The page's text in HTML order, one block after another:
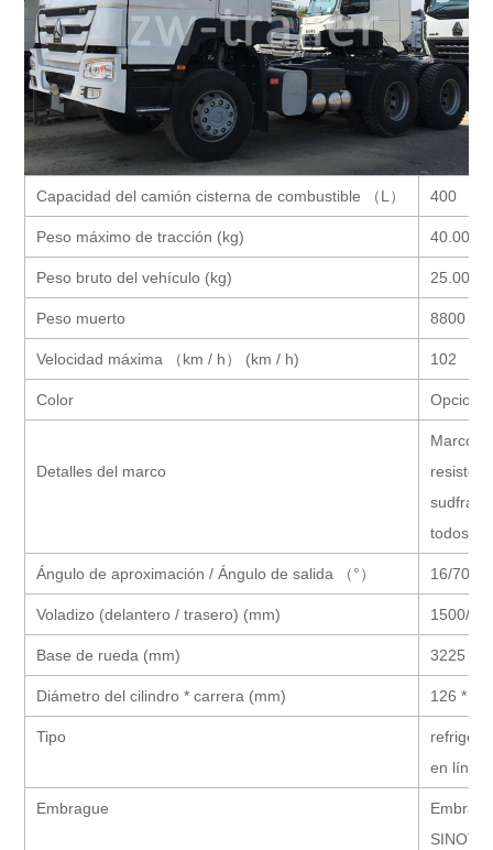
Capacidad del camión cisterna de combustible （L） 400
Peso máximo de tracción (kg) 40.000
Peso bruto del vehículo (kg) 25.000
Peso muerto 8800
Velocidad máxima （km / h） (km / h) 102
Color Opcional
Detalles del marco
Marco
sudfram
todos
Ángulo de aproximación / Ángulo de salida （°） 16/70
Voladizo (delantero / trasero) (mm) 1500/
Base de rueda (mm) 3225 +
Diámetro del cilindro * carrera (mm) 126 *
Tipo
en
Embrague